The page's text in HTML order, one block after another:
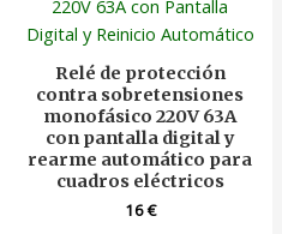
Relé de protección
contra sobretensiones
monofásico 220V 63A
con pantalla digital y
rearme automático para
cuadros eléctricos
16€